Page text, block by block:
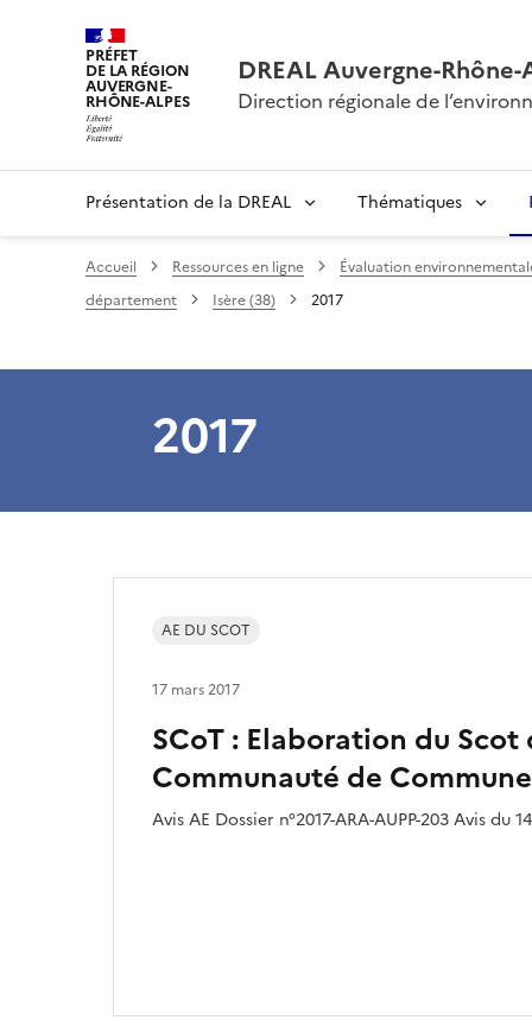
PRÉFET
DE LA RÉGION
AUVERGNE-
RHÔNE-ALPES
DREAL Auvergne-
Direction régionale de
Présentation de la DREAL Thématiques
Accueil Ressources en ligne Évaluation
département
Isère (38) 2017
2017
SCoT : Elaboration du Scot
Communauté de
Avis AE Dossier n°2017-ARA-AUPP-203 Avis du
AE DU SCOT
17 mars 2017